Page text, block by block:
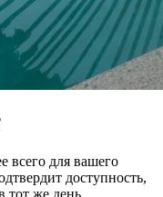
всего для вашего
доступность,